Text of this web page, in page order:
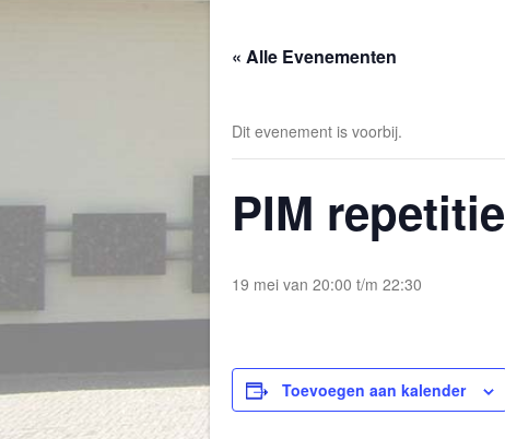
« Alle Evenementen
Dit evenement is voorbij.
PIM repetitie
19 mei van 20:00 t/m 22:30
Toevoegen aan kalender